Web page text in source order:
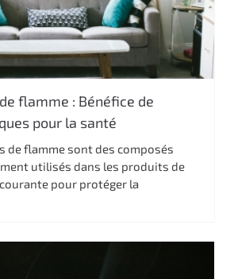
flamme : Bénéfice de
pour la santé
de flamme sont des composés
utilisés dans les produits de
pour protéger la